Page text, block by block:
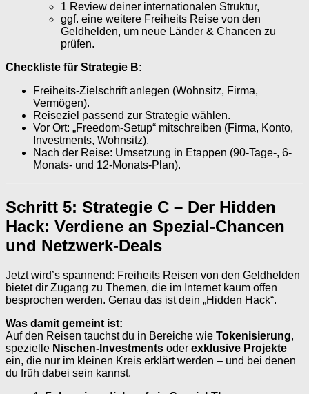
1 Review deiner internationalen Struktur,
ggf. eine weitere Freiheits Reise von den
Geldhelden, um neue Länder & Chancen zu
prüfen.
Checkliste für Strategie B:
Freiheits-Zielschrift anlegen (Wohnsitz, Firma,
Vermögen).
Reiseziel passend zur Strategie wählen.
Vor Ort: „Freedom-Setup“ mitschreiben (Firma, Konto,
Investments, Wohnsitz).
Nach der Reise: Umsetzung in Etappen (90-Tage-, 6-
Monats- und 12-Monats-Plan).
Schritt 5: Strategie C – Der Hidden
Hack: Verdiene an Spezial-Chancen
und Netzwerk-Deals
Jetzt wird’s spannend: Freiheits Reisen von den Geldhelden
bietet dir Zugang zu Themen, die im Internet kaum offen
besprochen werden. Genau das ist dein „Hidden Hack“.
Was damit gemeint ist:
Auf den Reisen tauchst du in Bereiche wie Tokenisierung,
spezielle Nischen-Investments oder exklusive Projekte
ein, die nur im kleinen Kreis erklärt werden – und bei denen
du früh dabei sein kannst.